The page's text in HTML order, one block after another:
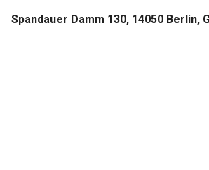
Spandauer Damm 130, 14050 Berlin,